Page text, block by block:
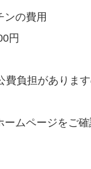
ンの費用
円
費負担がありま
ムページをご確